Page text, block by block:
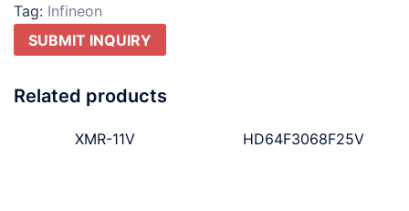
Tag: Infineon
SUBMIT INQUIRY
Related products
XMR-11V HD64F3068F25V